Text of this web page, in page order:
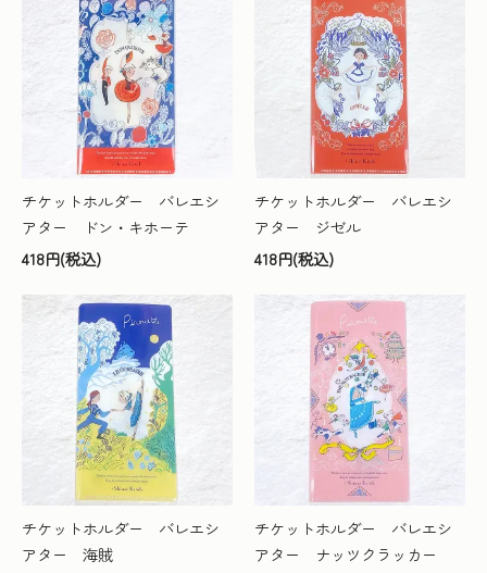
チケットホルダー バレエシ
アター ドン・キホーテ
418円(税込)
チケットホルダー バレエシ
アター ジゼル
418円(税込)
チケットホルダー バレエシ
アター 海賊
チケットホルダー バレエシ
アター ナッツクラッカー